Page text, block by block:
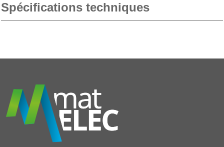
Spécifications techniques